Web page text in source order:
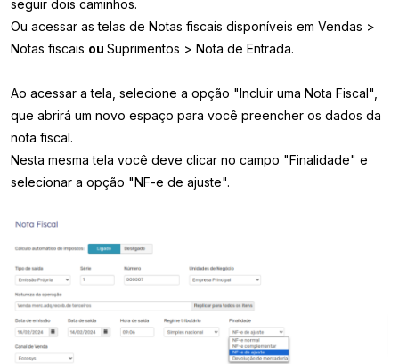
seguir dois caminhos.
Ou acessar as telas de Notas fiscais disponíveis em Vendas >
Notas fiscais ou Suprimentos > Nota de Entrada.
Ao acessar a tela, selecione a opção "Incluir uma Nota Fiscal",
que abrirá um novo espaço para você preencher os dados da
nota fiscal.
Nesta mesma tela você deve clicar no campo "Finalidade" e
selecionar a opção "NF-e de ajuste".